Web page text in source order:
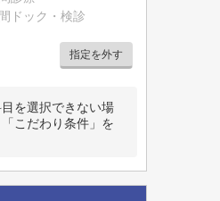
ドック・検診
指定を外す
を選択できない場
こだわり条件」を